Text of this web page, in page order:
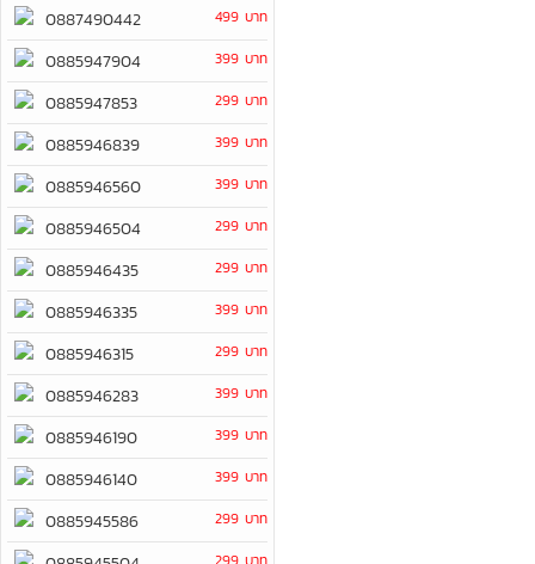
0887490442 499 บาท
0885947904 399 บาท
0885947853 299 บาท
0885946839 399 บาท
0885946560 399 บาท
0885946504 299 บาท
0885946435 299 บาท
0885946335 399 บาท
0885946315 299 บาท
0885946283 399 บาท
0885946190 399 บาท
0885946140 399 บาท
0885945586 299 บาท